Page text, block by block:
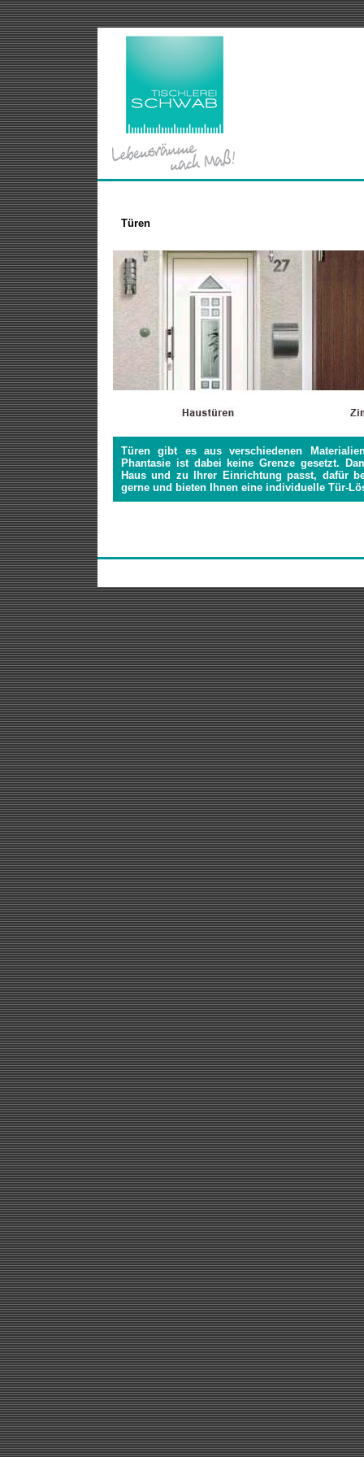
Türen
Türen gibt es aus verschiedenen
Phantasie ist dabei keine Grenze gesetzt.
Haus und zu Ihrer Einrichtung passt, dafür
gerne und bieten Ihnen eine individuelle Tür-